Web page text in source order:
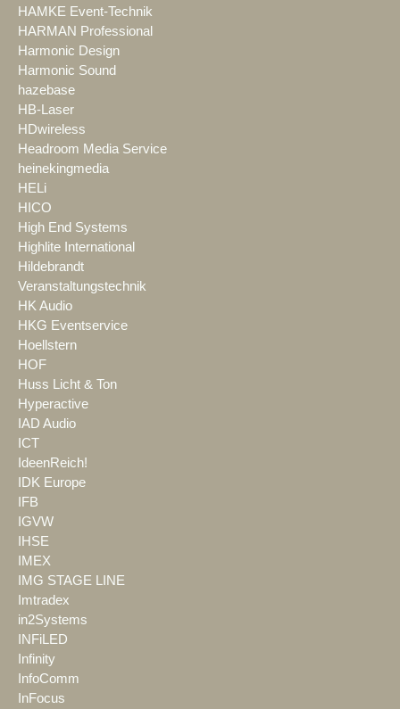
HAMKE Event-Technik
HARMAN Professional
Harmonic Design
Harmonic Sound
hazebase
HB-Laser
HDwireless
Headroom Media Service
heinekingmedia
HELi
HICO
High End Systems
Highlite International
Hildebrandt
Veranstaltungstechnik
HK Audio
HKG Eventservice
Hoellstern
HOF
Huss Licht & Ton
Hyperactive
IAD Audio
ICT
IdeenReich!
IDK Europe
IFB
IGVW
IHSE
IMEX
IMG STAGE LINE
Imtradex
in2Systems
INFiLED
Infinity
InfoComm
InFocus